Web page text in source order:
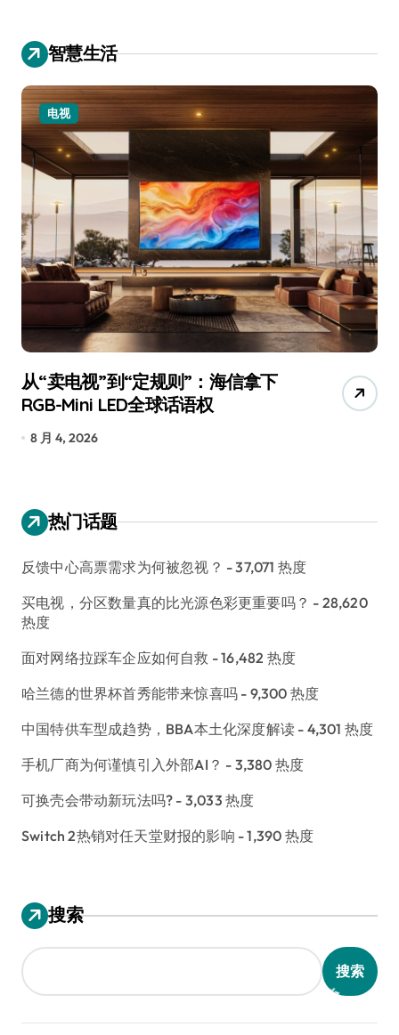
智慧生活
电视
从“卖电视”到“定规则”：海信拿下
RGB-Mini LED全球话语权
8 月 4, 2026
热门话题
反馈中心高票需求为何被忽视？ - 37,071 热度
买电视，分区数量真的比光源色彩更重要吗？ - 28,620
热度
面对网络拉踩车企应如何自救 - 16,482 热度
哈兰德的世界杯首秀能带来惊喜吗 - 9,300 热度
中国特供车型成趋势，BBA本土化深度解读 - 4,301 热度
手机厂商为何谨慎引入外部AI？ - 3,380 热度
可换壳会带动新玩法吗? - 3,033 热度
Switch 2热销对任天堂财报的影响 - 1,390 热度
搜索
搜索